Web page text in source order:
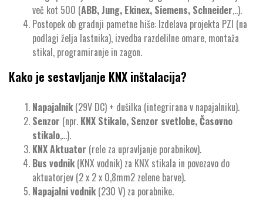
več kot 500 (ABB, Jung, Ekinex, Siemens, Schneider,..).
Postopek ob gradnji pametne hiše: Izdelava projekta PZI (na
podlagi želja lastnika), izvedba razdelilne omare, montaža
stikal, programiranje in zagon.
Kako je sestavljanje KNX inštalacija?
Napajalnik (29V DC) + dušilka (integrirana v napajalniku).
Senzor (npr. KNX Stikalo, Senzor svetlobe, Časovno
stikalo,…).
KNX Aktuator (rele za upravljanje porabnikov).
Bus vodnik (KNX vodnik) za KNX stikala in povezavo do
aktuatorjev (2 x 2 x 0,8mm2 zelene barve).
Napajalni vodnik (230 V) za porabnike.